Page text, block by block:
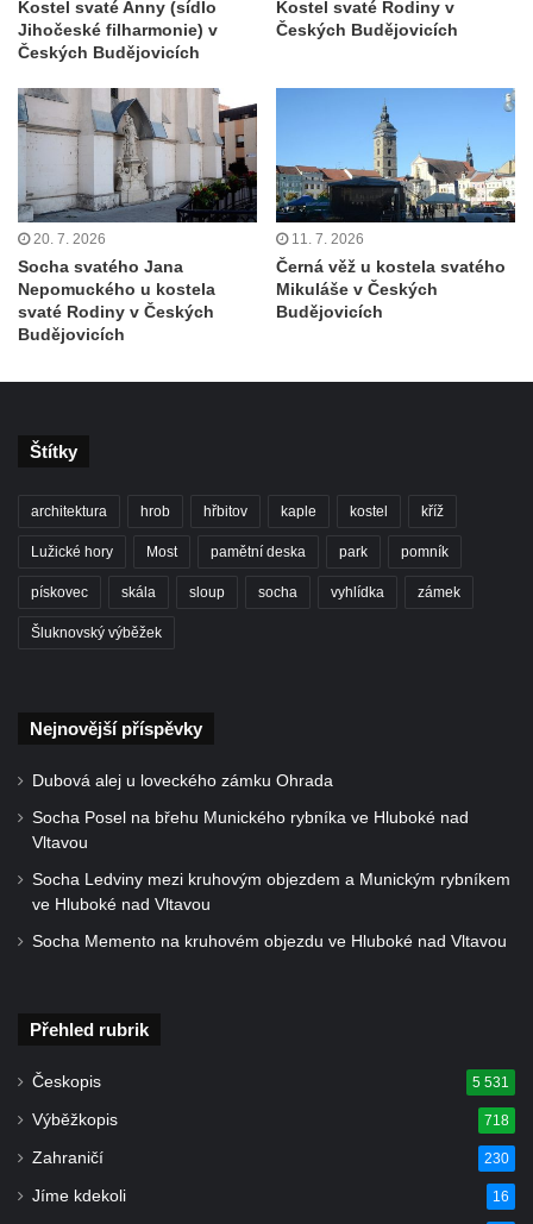
Hřbitovní kaple v Horním Podluží
Hrobka rodiny Brass na hřbitově v Dolním
Podluží
Kostel svatého Bartoloměje ve Velkém
Šenově
Kaple Anděla Strážce na Valdeku
Hřbitovní kaple v Lipové
Márnice na bývalém hřbitově u kostela
Navštívení Panny Marie v Lobendavě
Kaple svaté Anny na Anenském vrchu u
Lobendavy
Kostel svaté Máří Magdalény v Krásné Lípě
Kostel svatého Jiří v Jiříkově
Studánce
Kostel svaté Kateřiny Alexandrijské
(Sienské) v Dolním Podluží
Kostel svatého Jiří v Horním Slavkově
Hřensku
Hřbitovní kaple Ignaze Clara ve Hřensku
Kostel Nanebevzetí Panny Marie v Novém
Kostel svaté Anny (sídlo
Jihočeské filharmonie) v
Českých Budějovicích
Kostel svaté Rodiny v
Českých Budějovicích
20. 7. 2026
Socha svatého Jana
Nepomuckého u kostela
svaté Rodiny v Českých
Budějovicích
11. 7. 2026
Černá věž u kostela svatého
Mikuláše v Českých
Budějovicích
Štítky
architektura hrob hřbitov kaple kostel kříž
Lužické hory Most pamětní deska park pomník
pískovec skála sloup socha vyhlídka zámek
Šluknovský výběžek
Nejnovější příspěvky
Dubová alej u loveckého zámku Ohrada
Socha Posel na břehu Munického rybníka ve Hluboké nad
Vltavou
Socha Ledviny mezi kruhovým objezdem a Munickým rybníkem
ve Hluboké nad Vltavou
Socha Memento na kruhovém objezdu ve Hluboké nad Vltavou
Přehled rubrik
Českopis 5 531
Výběžkopis 718
Zahraničí 230
Jíme kdekoli 16